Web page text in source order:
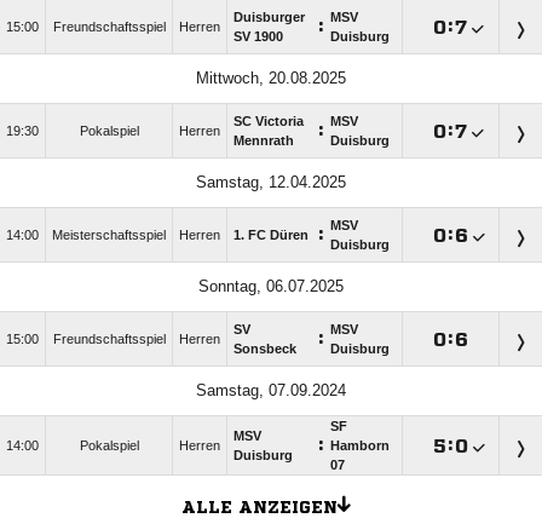
15:00 Freundschaftsspiel Herren
Duisburger
SV 1900
:
MSV
Duisburg
:
Mittwoch, 20.08.2025
19:30 Pokalspiel Herren
SC Victoria
Mennrath
:
MSV
Duisburg
:
Samstag, 12.04.2025
14:00 Meisterschaftsspiel Herren 1. FC Düren :
MSV
Duisburg
:
Sonntag, 06.07.2025
15:00 Freundschaftsspiel Herren
SV
Sonsbeck
:
MSV
Duisburg
:
Samstag, 07.09.2024
14:00 Pokalspiel Herren
MSV
Duisburg
:
SF
Hamborn
07
:
ALLE ANZEIGEN